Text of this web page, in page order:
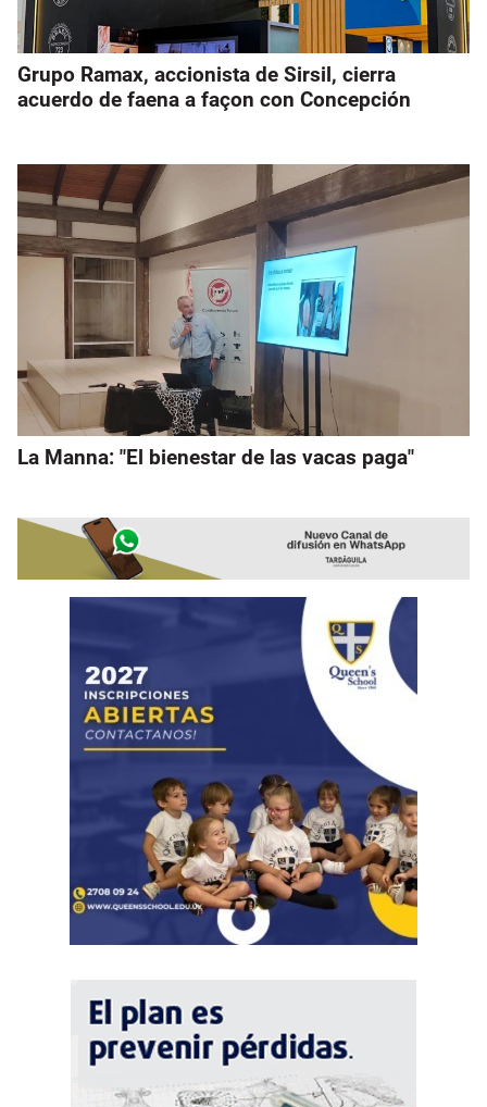
Grupo Ramax, accionista de Sirsil, cierra
acuerdo de faena a façon con Concepción
La Manna: "El bienestar de las vacas paga"